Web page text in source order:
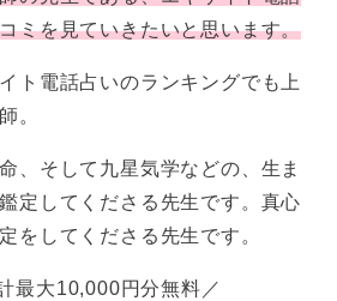
ミを見ていきたいと思います。
ト電話占いのランキングでも上
。
、そして九星気学などの、生ま
定してくださる先生です。真心
をしてくださる先生です。
最大10,000円分無料／